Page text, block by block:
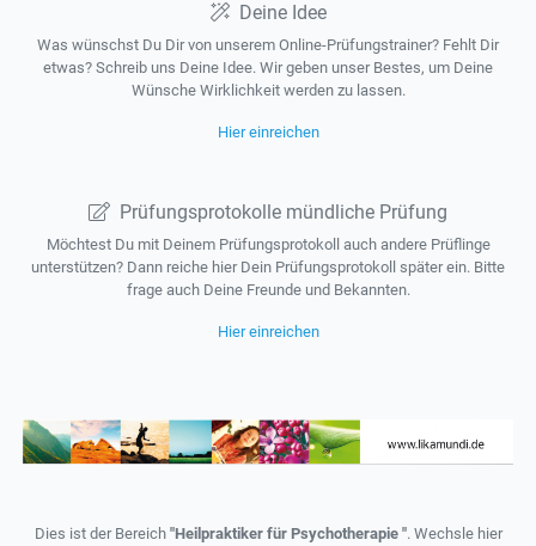
Deine Idee
Was wünschst Du Dir von unserem Online-Prüfungstrainer? Fehlt Dir
etwas? Schreib uns Deine Idee. Wir geben unser Bestes, um Deine
Wünsche Wirklichkeit werden zu lassen.
Hier einreichen
Prüfungsprotokolle mündliche Prüfung
Möchtest Du mit Deinem Prüfungsprotokoll auch andere Prüflinge
unterstützen? Dann reiche hier Dein Prüfungsprotokoll später ein. Bitte
frage auch Deine Freunde und Bekannten.
Hier einreichen
Dies ist der Bereich "Heilpraktiker für Psychotherapie ". Wechsle hier